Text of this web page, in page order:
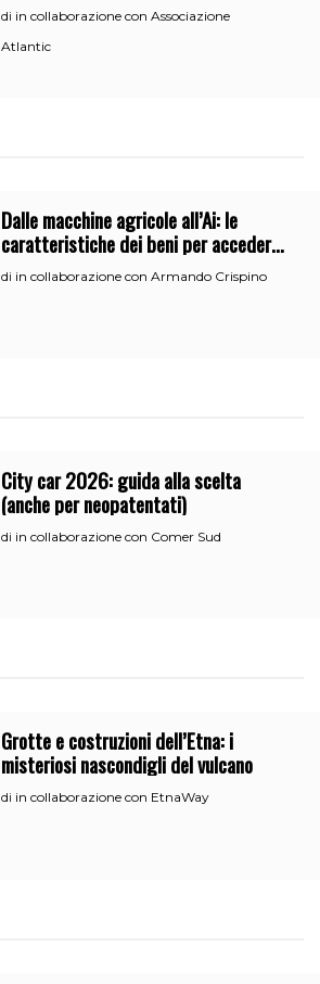
di in collaborazione con Associazione
Atlantic
Dalle macchine agricole all’Ai: le
caratteristiche dei beni per accedere
all’iperammortamento
di in collaborazione con Armando Crispino
City car 2026: guida alla scelta
(anche per neopatentati)
di in collaborazione con Comer Sud
Grotte e costruzioni dell’Etna: i
misteriosi nascondigli del vulcano
di in collaborazione con EtnaWay